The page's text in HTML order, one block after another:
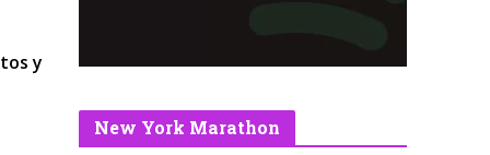
y
New York Marathon